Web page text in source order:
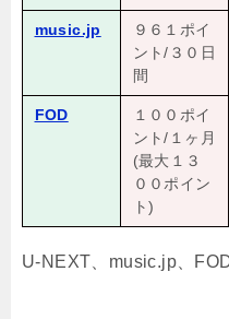
music.jp
９６１ポイ
ント/３０日
間
FOD
１００ポイ
ント/１ヶ月
(最大１３
００ポイン
ト)
U-NEXT、music.jp、